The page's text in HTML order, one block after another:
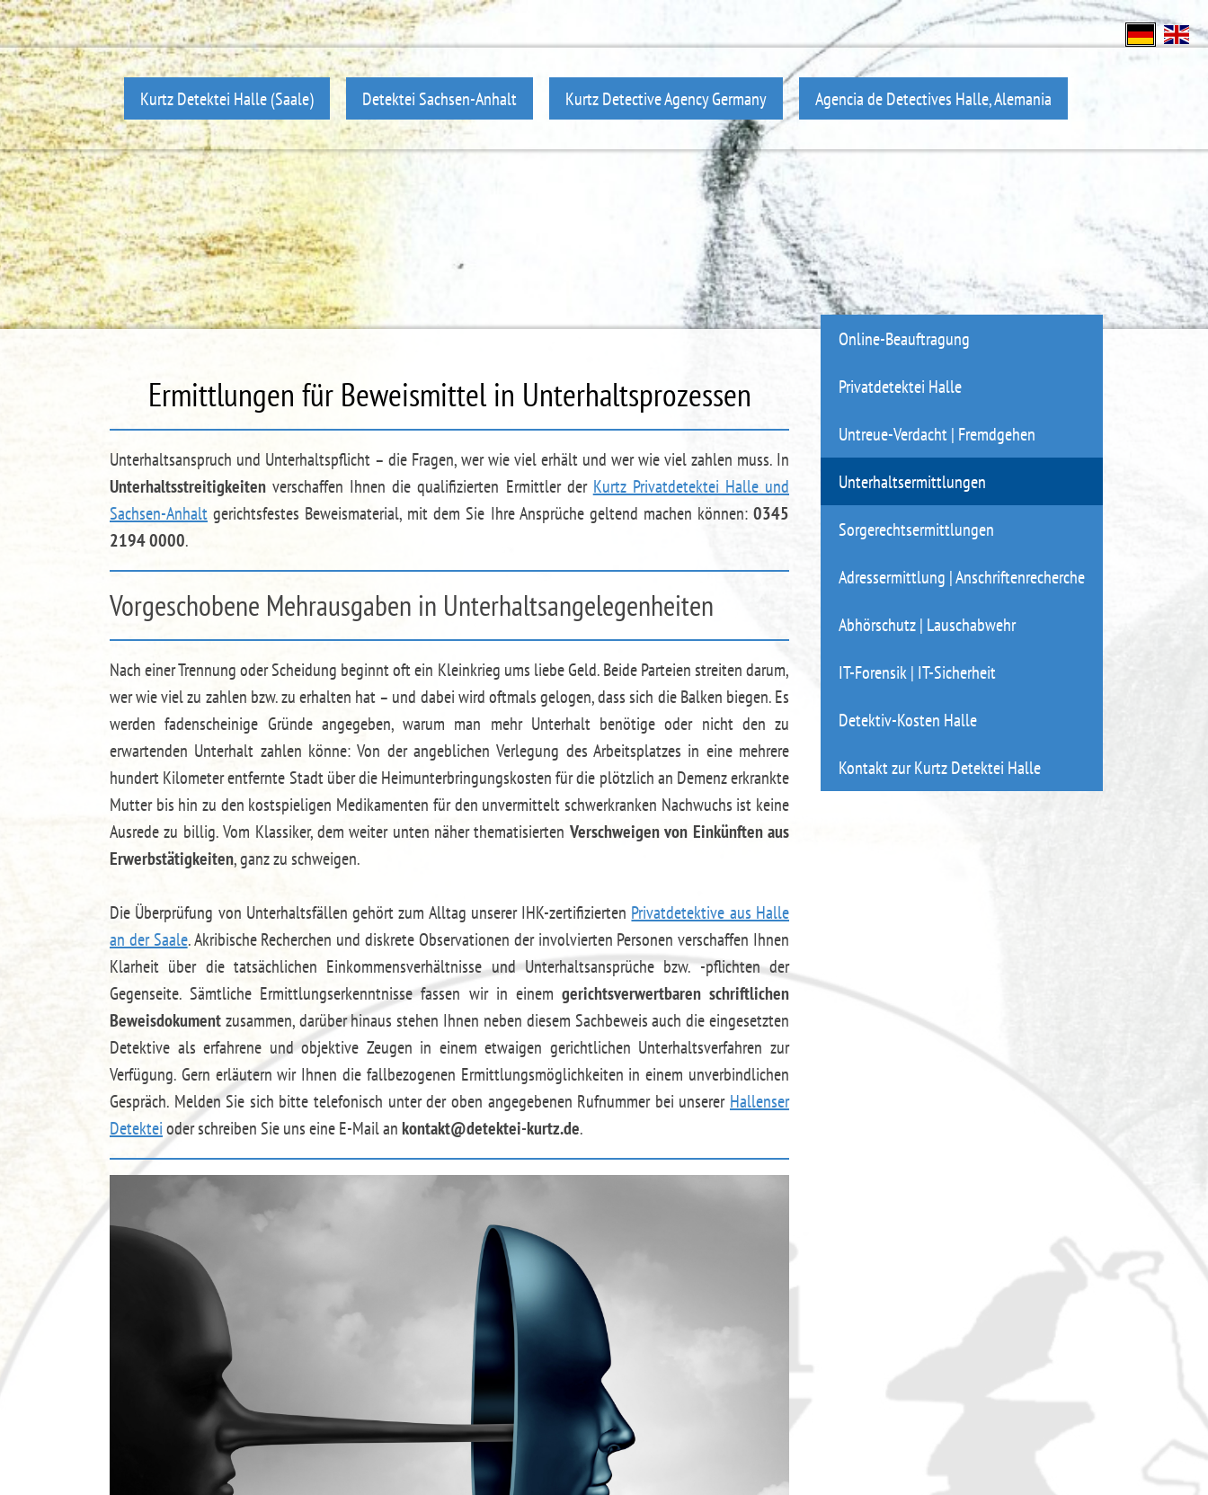
Kurtz Detektei Halle (Saale) Detektei Sachsen-Anhalt Kurtz Detective Agency Germany Agencia de Detectives Halle, Alemania
Ermittlungen für Beweismittel in Unterhaltsprozessen
Unterhaltsanspruch und Unterhaltspflicht – die Fragen, wer wie viel erhält und wer wie viel zahlen muss. In
Unterhaltsstreitigkeiten verschaffen Ihnen die qualifizierten Ermittler der Kurtz Privatdetektei Halle und
Sachsen-Anhalt gerichtsfestes Beweismaterial, mit dem Sie Ihre Ansprüche geltend machen können: 0345
2194 0000.
Vorgeschobene Mehrausgaben in Unterhaltsangelegenheiten
Nach einer Trennung oder Scheidung beginnt oft ein Kleinkrieg ums liebe Geld. Beide Parteien streiten darum,
wer wie viel zu zahlen bzw. zu erhalten hat – und dabei wird oftmals gelogen, dass sich die Balken biegen. Es
werden fadenscheinige Gründe angegeben, warum man mehr Unterhalt benötige oder nicht den zu
erwartenden Unterhalt zahlen könne: Von der angeblichen Verlegung des Arbeitsplatzes in eine mehrere
hundert Kilometer entfernte Stadt über die Heimunterbringungskosten für die plötzlich an Demenz erkrankte
Mutter bis hin zu den kostspieligen Medikamenten für den unvermittelt schwerkranken Nachwuchs ist keine
Ausrede zu billig. Vom Klassiker, dem weiter unten näher thematisierten Verschweigen von Einkünften aus
Erwerbstätigkeiten, ganz zu schweigen.
Die Überprüfung von Unterhaltsfällen gehört zum Alltag unserer IHK-zertifizierten Privatdetektive aus Halle
an der Saale. Akribische Recherchen und diskrete Observationen der involvierten Personen verschaffen Ihnen
Klarheit über die tatsächlichen Einkommensverhältnisse und Unterhaltsansprüche bzw. -pflichten der
Gegenseite. Sämtliche Ermittlungserkenntnisse fassen wir in einem gerichtsverwertbaren schriftlichen
Beweisdokumentzusammen, darüber hinaus stehen Ihnen neben diesem Sachbeweis auch die eingesetzten
Detektive als erfahrene und objektive Zeugen in einem etwaigen gerichtlichen Unterhaltsverfahren zur
Verfügung. Gern erläutern wir Ihnen die fallbezogenen Ermittlungsmöglichkeiten in einem unverbindlichen
Gespräch. Melden Sie sich bitte telefonisch unter der oben angegebenen Rufnummer bei unserer Hallenser
Detekteioder schreiben Sie uns eine E-Mail ankontakt@detektei-kurtz.de.
Online-Beauftragung
Privatdetektei Halle
Untreue-Verdacht | Fremdgehen
Unterhaltsermittlungen
Sorgerechtsermittlungen
Adressermittlung | Anschriftenrecherche
Abhörschutz | Lauschabwehr
IT-Forensik | IT-Sicherheit
Detektiv-Kosten Halle
Kontakt zur Kurtz Detektei Halle